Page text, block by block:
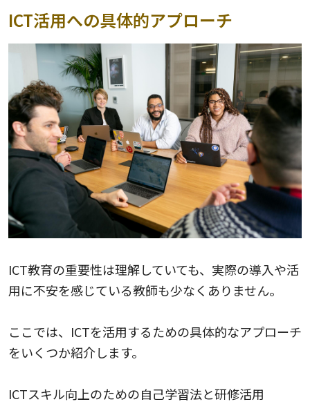
ICT活用への具体的アプローチ
ICT教育の重要性は理解していても、実際の導入や活
用に不安を感じている教師も少なくありません。
ここでは、ICTを活用するための具体的なアプローチ
をいくつか紹介します。
ICTスキル向上のための自己学習法と研修活用